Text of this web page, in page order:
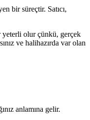
bir süreçtir. Satıcı,
yeterli olur çünkü, gerçek
ve halihazırda var olan
anlamına gelir.